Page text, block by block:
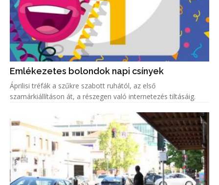
Emlékezetes bolondok napi csínyek
Áprilisi tréfák a szűkre szabott ruhától, az első
szamárkiállításon át, a részegen való internetezés tiltásáig.